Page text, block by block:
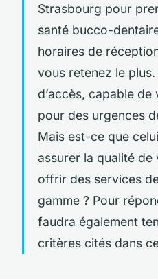
Strasbourg pour
santé bucco-
horaires de
vous retenez le
d’accès, capable
pour des urgences
Mais est-ce que
assurer la qualité de
offrir des services
gamme ? Pour
faudra également
critères cités dans